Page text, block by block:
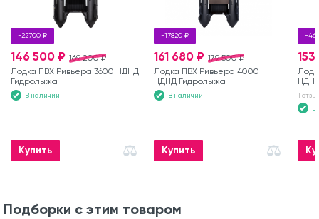
-22700 ₽
169 200 ₽
146 500 ₽
Лодка ПВХ Ривьера 3600 НДНД
Гидролыжа
В наличии
Купить
-17820 ₽
179 500 ₽
161 680 ₽
Лодка ПВХ Ривьера 4000
НДНД Гидролыжа
В наличии
Купить
-
1
В
Подборки с этим товаром